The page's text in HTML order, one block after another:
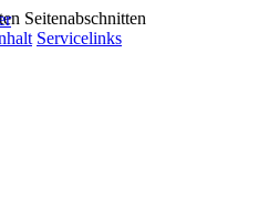
Seitenabschnitten
Servicelinks